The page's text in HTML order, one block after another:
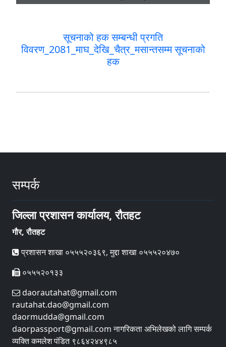
सूचनाको हक सम्बन्धी प्रगति
विवरण_2081_माघ_देखि_चैत्र_मसान्तसम्म सूचनाको
हक
सम्पर्क
जिल्ला प्रशासन कार्यालय, रौतहट
गौर, रौतहट
प्रशासन शाखा ०५५५२०३६९, मुद्दा शाखा ०५५५२०४७०
०५५५२०१३३
daorautahat@gmail.com
rautahat.dao@gmail.com
daormudda@gmail.com
daorpassport@gmail.com नागरिकता अभिलेखको लागि सम्पर्क
व्यक्ति कमलेश पंडित ९८६४२४४९८५